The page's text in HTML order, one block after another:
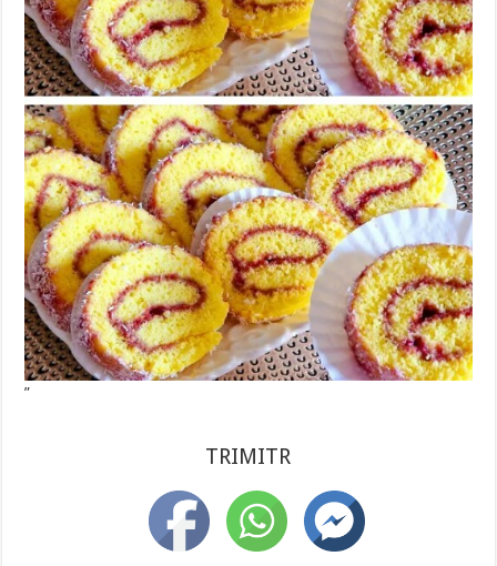
”
TRIMITR